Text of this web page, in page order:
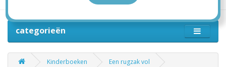
categorieën
Kinderboeken Een rugzak vol